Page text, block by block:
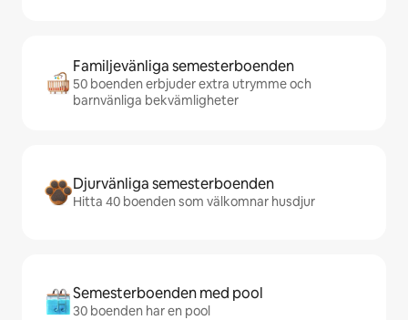
Familjevänliga semesterboenden
50 boenden erbjuder extra utrymme och
barnvänliga bekvämligheter
Djurvänliga semesterboenden
Hitta 40 boenden som välkomnar husdjur
Semesterboenden med pool
30 boenden har en pool